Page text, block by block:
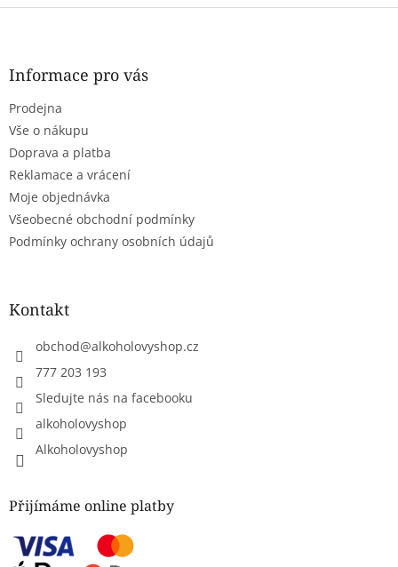
Z
Informace pro vás
Prodejna
Vše o nákupu
Doprava a platba
Reklamace a vrácení
Moje objednávka
Všeobecné obchodní podmínky
Podmínky ochrany osobních údajů
Kontakt
obchod@alkoholovyshop.cz
777 203 193
Sledujte nás na facebooku
alkoholovyshop
Alkoholovyshop
Přijímáme online platby